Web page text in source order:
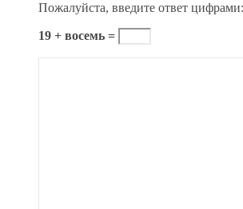
Пожалуйста, введите ответ цифрами:
19 + восемь =